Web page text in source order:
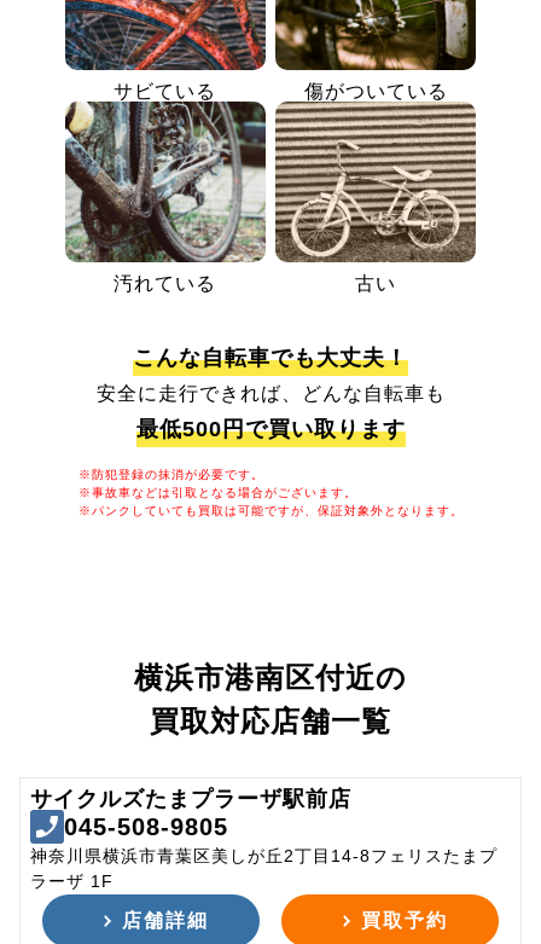
サビている 傷がついている
汚れている 古い
こんな自転車でも大丈夫！
安全に走行できれば、どんな自転車も
最低500円で買い取ります
※防犯登録の抹消が必要です。
※事故車などは引取となる場合がございます。
※パンクしていても買取は可能ですが、保証対象外となります。
横浜市港南区付近の
買取対応店舗一覧
サイクルズたまプラーザ駅前店
045-508-9805
神奈川県横浜市青葉区美しが丘2丁目14-8フェリスたまプ
ラーザ 1F
店舗詳細 買取予約